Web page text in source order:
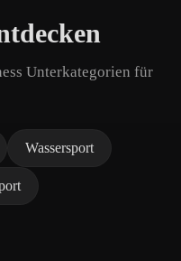
Unterkategorien für
Wassersport